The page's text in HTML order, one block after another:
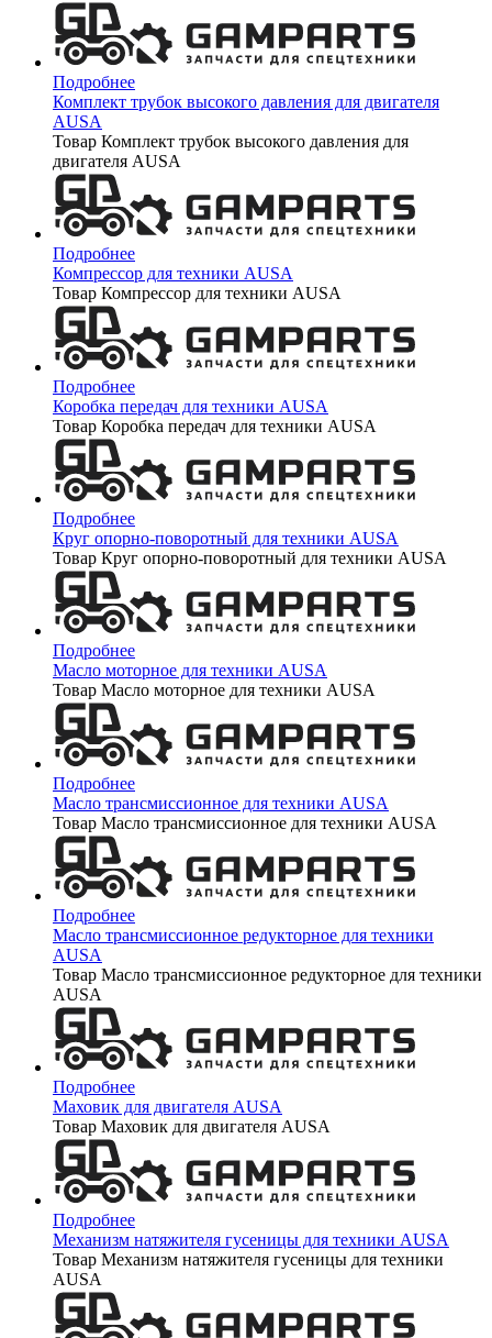
Подробнее
Комплект трубок высокого давления для двигателя
AUSA
Товар Комплект трубок высокого давления для
двигателя AUSA
Подробнее
Компрессор для техники AUSA
Товар Компрессор для техники AUSA
Подробнее
Коробка передач для техники AUSA
Товар Коробка передач для техники AUSA
Подробнее
Круг опорно-поворотный для техники AUSA
Товар Круг опорно-поворотный для техники AUSA
Подробнее
Масло моторное для техники AUSA
Товар Масло моторное для техники AUSA
Подробнее
Масло трансмиссионное для техники AUSA
Товар Масло трансмиссионное для техники AUSA
Подробнее
Масло трансмиссионное редукторное для техники
AUSA
Товар Масло трансмиссионное редукторное для техники
AUSA
Подробнее
Маховик для двигателя AUSA
Товар Маховик для двигателя AUSA
Подробнее
Механизм натяжителя гусеницы для техники AUSA
Товар Механизм натяжителя гусеницы для техники
AUSA